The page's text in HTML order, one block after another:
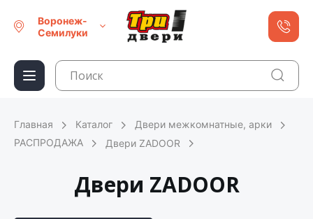
Воронеж-
Семилуки
Главная Каталог
Двери межкомнатные, арки
РАСПРОДАЖА
Двери ZADOOR
Двери ZADOOR